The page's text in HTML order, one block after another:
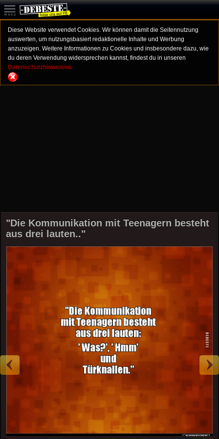
Diese Website verwendet Cookies. Wir können damit die Seitennutzung
auswerten, um nutzungsbasiert redaktionelle Inhalte und Werbung
anzuzeigen. Weitere Informationen zu Cookies und insbesondere dazu, wie
du deren Verwendung widersprechen kannst, findest du in unseren
Datenschutzhinweisen.
"Die Kommunikation mit Teenagern besteht
aus drei lauten.."